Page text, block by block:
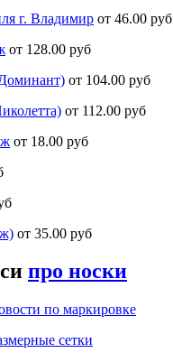
г. Владимир от 46.00 руб
от 128.00 руб
от 104.00 руб
от 112.00 руб
от 18.00 руб
от 35.00 руб
про носки
по маркировке
сетки